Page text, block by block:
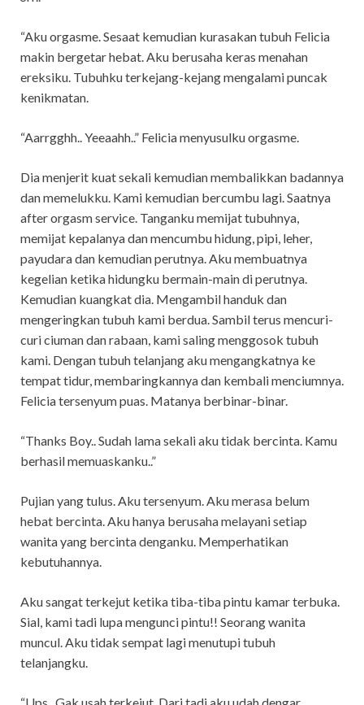
“Aku orgasme. Sesaat kemudian kurasakan tubuh Felicia
makin bergetar hebat. Aku berusaha keras menahan
ereksiku. Tubuhku terkejang-kejang mengalami puncak
kenikmatan.
“Aarrgghh.. Yeeaahh..” Felicia menyusulku orgasme.
Dia menjerit kuat sekali kemudian membalikkan badannya
dan memelukku. Kami kemudian bercumbu lagi. Saatnya
after orgasm service. Tanganku memijat tubuhnya,
memijat kepalanya dan mencumbu hidung, pipi, leher,
payudara dan kemudian perutnya. Aku membuatnya
kegelian ketika hidungku bermain-main di perutnya.
Kemudian kuangkat dia. Mengambil handuk dan
mengeringkan tubuh kami berdua. Sambil terus mencuri-
curi ciuman dan rabaan, kami saling menggosok tubuh
kami. Dengan tubuh telanjang aku mengangkatnya ke
tempat tidur, membaringkannya dan kembali menciumnya.
Felicia tersenyum puas. Matanya berbinar-binar.
“Thanks Boy.. Sudah lama sekali aku tidak bercinta. Kamu
berhasil memuaskanku..”
Pujian yang tulus. Aku tersenyum. Aku merasa belum
hebat bercinta. Aku hanya berusaha melayani setiap
wanita yang bercinta denganku. Memperhatikan
kebutuhannya.
Aku sangat terkejut ketika tiba-tiba pintu kamar terbuka.
Sial, kami tadi lupa mengunci pintu!! Seorang wanita
muncul. Aku tidak sempat lagi menutupi tubuh
telanjangku.
“Ups.. Gak usah terkejut. Dari tadi aku udah dengar